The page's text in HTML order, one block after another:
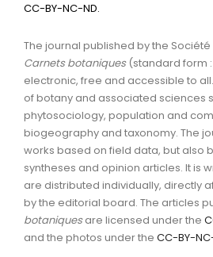
CC-BY-NC-ND.
The journal published by the
Carnets botaniques (standard form :
electronic, free and accessible to
of botany and associated sciences
phytosociology, population and
biogeography and taxonomy. The
works based on field data, but also
syntheses and opinion articles. It is
are distributed individually, directly
by the editorial board. The articles
botaniquesare licensed under the
and the photos under the CC-BY-